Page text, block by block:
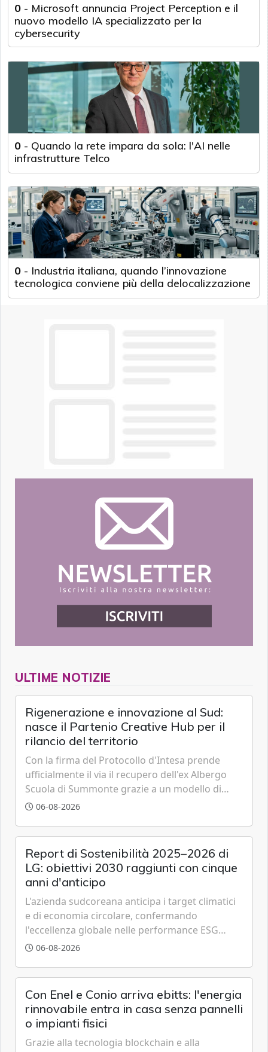
0 - Microsoft annuncia Project Perception e il
nuovo modello IA specializzato per la
cybersecurity
0 - Quando la rete impara da sola: l'AI nelle
infrastrutture Telco
0 - Industria italiana, quando l’innovazione
tecnologica conviene più della delocalizzazione
ULTIME NOTIZIE
Rigenerazione e innovazione al Sud:
nasce il Partenio Creative Hub per il
rilancio del territorio
Con la firma del Protocollo d'Intesa prende
ufficialmente il via il recupero dell'ex Albergo
Scuola di Summonte grazie a un modello di
partenariato pubblico-privato e a una rete di
06-08-2026
Report di Sostenibilità 2025–2026 di
LG: obiettivi 2030 raggiunti con cinque
anni d'anticipo
L'azienda sudcoreana anticipa i target climatici
e di economia circolare, confermando
l'eccellenza globale nelle performance ESG
grazie a innovazione, accessibilità e governance
06-08-2026
Con Enel e Conio arriva ebitts: l'energia
rinnovabile entra in casa senza pannelli
o impianti fisici
Grazie alla tecnologia blockchain e alla